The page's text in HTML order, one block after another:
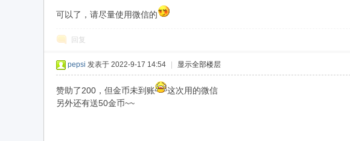
可以了，请尽量使用微信的
回复
pepsi 发表于 2022-9-17 14:54 显示全部楼层
赞助了200，但金币未到账
这次用的微信
另外还有送50金币~~